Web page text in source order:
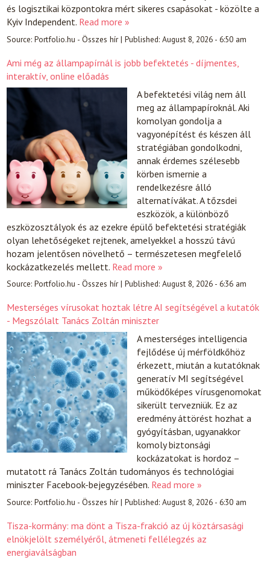
és logisztikai központokra mért sikeres csapásokat - közölte a
Kyiv Independent. Read more »
Source:Portfolio.hu - Összes hír|Published:August 8, 2026 - 6:50 am
Ami még az állampapírnál is jobb befektetés - díjmentes,
interaktív, online előadás
A befektetési világ nem áll
meg az állampapíroknál. Aki
komolyan gondolja a
vagyonépítést és készen áll
stratégiában gondolkodni,
annak érdemes szélesebb
körben ismernie a
rendelkezésre álló
alternatívákat. A tőzsdei
eszközök, a különböző
eszközosztályok és az ezekre épülő befektetési stratégiák
olyan lehetőségeket rejtenek, amelyekkel a hosszú távú
hozam jelentősen növelhető – természetesen megfelelő
kockázatkezelés mellett. Read more »
Source:Portfolio.hu - Összes hír|Published:August 8, 2026 - 6:36 am
Mesterséges vírusokat hoztak létre AI segítségével a kutatók
- Megszólalt Tanács Zoltán miniszter
A mesterséges intelligencia
fejlődése új mérföldkőhöz
érkezett, miután a kutatóknak
generatív MI segítségével
működőképes vírusgenomokat
sikerült tervezniük. Ez az
eredmény áttörést hozhat a
gyógyításban, ugyanakkor
komoly biztonsági
kockázatokat is hordoz –
mutatott rá Tanács Zoltán tudományos és technológiai
miniszter Facebook-bejegyzésében. Read more »
Source:Portfolio.hu - Összes hír|Published:August 8, 2026 - 6:30 am
Tisza-kormány: ma dönt a Tisza-frakció az új köztársasági
elnökjelölt személyéről, átmeneti fellélegzés az
energiaválságban